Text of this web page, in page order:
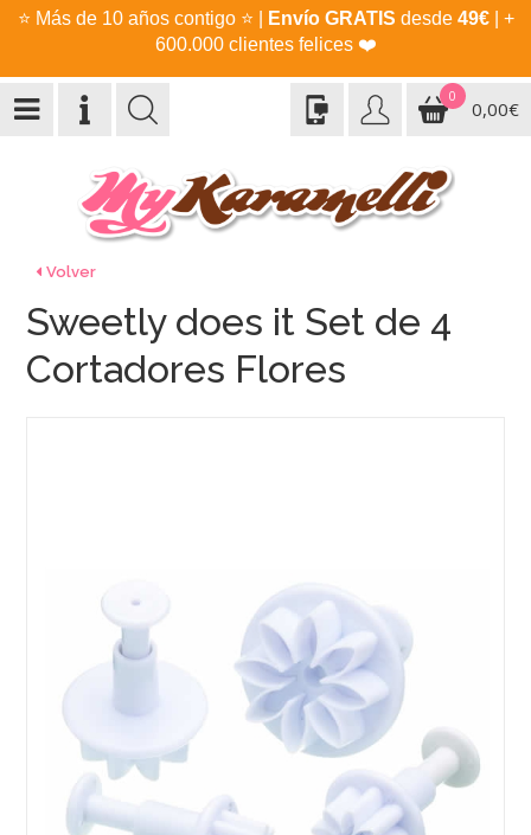
⭐ Más de 10 años contigo ⭐ Envío GRATIS desde 49€| +
600.000 clientes felices ❤️
0
0,00€
Volver
Sweetly does it Set de 4
Cortadores Flores